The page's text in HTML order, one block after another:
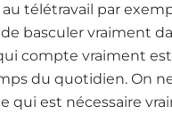
télétravail par
basculer vraiment
compte vraiment
du quotidien. On
qui est nécessaire